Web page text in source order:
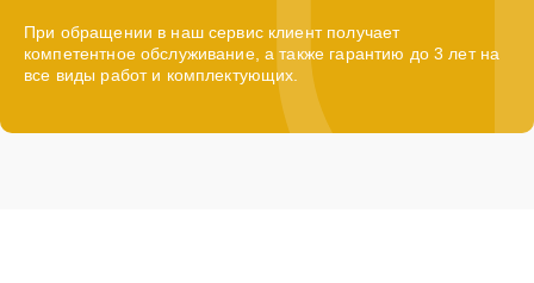
При обращении в наш сервис клиент получает
компетентное обслуживание, а также гарантию до 3 лет на
все виды работ и комплектующих.